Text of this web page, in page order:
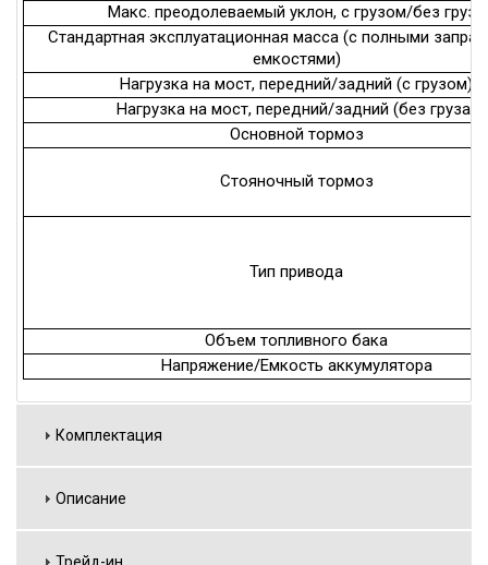
Макс. преодолеваемый уклон, с грузом/без груза
Стандартная эксплуатационная масса (с полными
емкостями)
Нагрузка на мост, передний/задний (с грузом)
Нагрузка на мост, передний/задний (без груза)
Основной тормоз
Стояночный тормоз
Тип привода
Объем топливного бака
Напряжение/Емкость аккумулятора
Комплектация
Описание